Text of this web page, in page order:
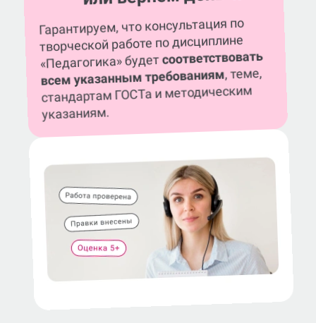
Гарантируем, что консультация по
творческой работе по дисциплине
«Педагогика» будетсоответствовать
всем указанным требованиям, теме,
стандартам ГОСТа и методическим
указаниям.